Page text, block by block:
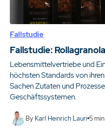
Fallstudie
Fallstudie:
Lebensmittelvertriebe und
höchsten Standards von
Sachen Zutaten und
Geschäftssystemen.
By Karl Heinrich Lauri 5